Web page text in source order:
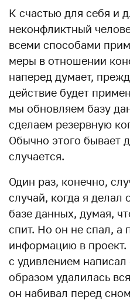
К счастью для себя и
неконфликтный
всеми способами
меры в отношении
наперед думает,
действие будет
мы обновляем базу
сделаем резервную
Обычно этого бывает
случается.
Один раз, конечно,
случай, когда я
базе данных, думая,
спит. Но он не спал, а
информацию в проект.
с удивлением
образом удалилась
он набивал перед